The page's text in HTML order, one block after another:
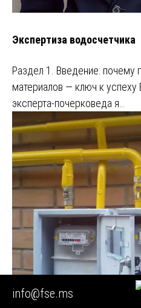
Экспертиза водосчетчика
Раздел 1. Введение: почему
материалов — ключ к успеху
эксперта-почерковеда я…
info@fse.ms